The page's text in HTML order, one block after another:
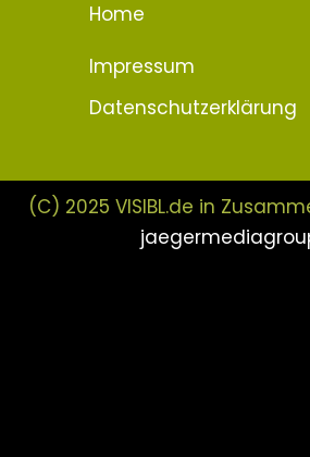
Home
Impressum
Datenschutzerklärung
(C) 2025 VISIBL.de in